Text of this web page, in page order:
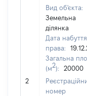
2
Вид об'єкта:
Земельна
ділянка
Дата набуття
права:
Загальна
(м2):
20000
номер